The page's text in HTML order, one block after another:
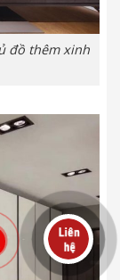
đồ thêm xinh